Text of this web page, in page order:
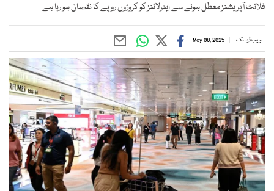
فلائٹ آپریشنز معطل ہونے سے ایئرلائنز کو کروڑوں روپے کا نقصان ہو رہا ہے
ویب ڈیسک May 08, 2025